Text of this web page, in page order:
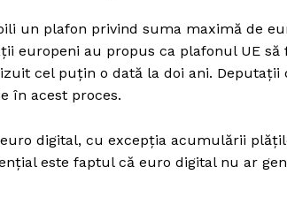
un plafon privind suma maximă de
europeni au propus ca plafonul UE să
cel puțin o dată la doi ani. Deputații
în acest proces.
digital, cu excepția acumulării
este faptul că euro digital nu ar